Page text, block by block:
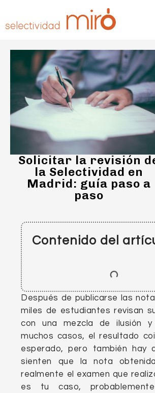
Solicitar la revisión
la Selectividad en
Madrid: guía paso a
paso
Contenido del
Después de publicarse las
miles de estudiantes revisan
con una mezcla de ilusión y
muchos casos, el resultado
esperado, pero también hay
sienten que la nota
realmente el examen que
es tu caso,